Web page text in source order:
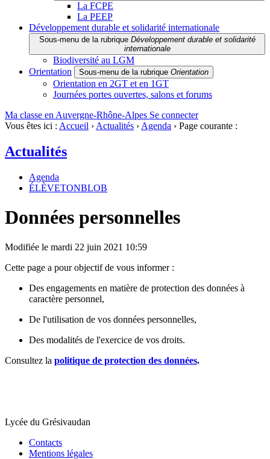
La FCPE
La PEEP
Développement durable et solidarité internationale
Sous-menu de la rubrique Développement durable et solidarité
internationale
Biodiversité au LGM
Orientation
Sous-menu de la rubrique Orientation
Orientation en 2GT et en 1GT
Journées portes ouvertes, salons et forums
Ma classe en Auvergne-Rhône-Alpes Se connecter
Vous êtes ici : Accueil › Actualités › Agenda › Page courante :
Actualités
Agenda
ÉLÈVETONBLOB
Données personnelles
Modifiée le mardi 22 juin 2021 10:59
Cette page a pour objectif de vous informer :
Des engagements en matière de protection des données à
caractère personnel,
De l'utilisation de vos données personnelles,
Des modalités de l'exercice de vos droits.
Consultez la politique de protection des données.
Lycée du Grésivaudan
Contacts
Mentions légales